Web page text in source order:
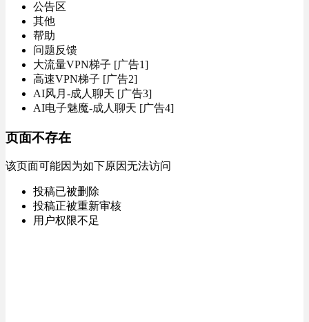
公告区
其他
帮助
问题反馈
大流量VPN梯子 [广告1]
高速VPN梯子 [广告2]
AI风月-成人聊天 [广告3]
AI电子魅魔-成人聊天 [广告4]
页面不存在
该页面可能因为如下原因无法访问
投稿已被删除
投稿正被重新审核
用户权限不足